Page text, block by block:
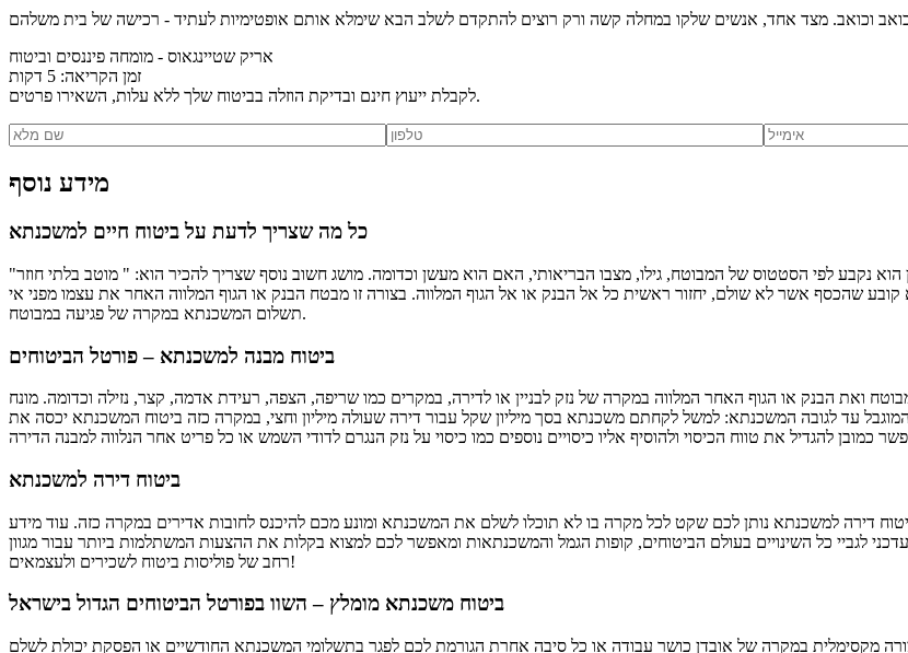
אריק שטיינגאוס - מומחה פיננסים וביטוח
זמן הקריאה: 5 דקות
לקבלת ייעוץ חינם ובדיקת הוזלה בביטוח שלך ללא עלות, השאירו פרטים.
מידע נוסף
כל מה שצריך לדעת על ביטוח חיים למשכנתא
נקבע לפי הסטטוס של המבוטח, גילו, מצבו הבריאותי, האם הוא מעשן וכדומה. מושג חשוב נוסף שצריך להכיר הוא: " מוטב בלתי חוזר"
שהכסף אשר לא שולם, יחזור ראשית כל אל הבנק או אל הגוף המלווה. בצורה זו מבטח הבנק או הגוף המלווה האחר את עצמו מפני אי
תשלום המשכנתא במקרה של פגיעה במבוטח.
ביטוח מבנה למשכנתא – פורטל הביטוחים
ואת הבנק או הגוף האחר המלווה במקרה של נזק לבניין או לדירה, במקרים כמו שריפה, הצפה, רעידת אדמה, קצר, נזילה וכדומה. מונח
עד לגובה המשכנתא: למשל לקחתם משכנתא בסך מיליון שקל עבור דירה שעולה מיליון וחצי, במקרה כזה ביטוח המשכנתא יכסה את
ביטוח דירה למשכנתא
דירה למשכנתא נותן לכם שקט לכל מקרה בו לא תוכלו לשלם את המשכנתא ומונע מכם להיכנס לחובות אדירים במקרה כזה. עוד מידע
לגביי כל השינויים בעולם הביטוחים, קופות הגמל והמשכנתאות ומאפשר לכם למצוא בקלות את ההצעות המשתלמות ביותר עבור מגוון
רחב של פוליסות ביטוח לשכירים ולעצמאים!
ביטוח משכנתא מומלץ – השוו בפורטל הביטוחים הגדול בישראל
מקסימלית במקרה של אובדן כושר עבודה או כל סיבה אחרת הגורמת לכם לפגר בתשלומי המשכנתא החודשיים או הפסקת יכולת לשלם